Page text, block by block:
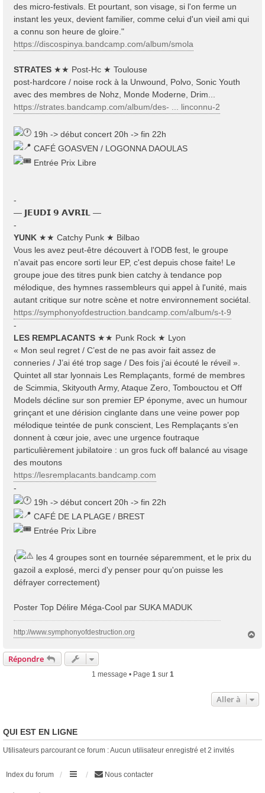
des micro-festivals. Et pourtant, son visage, si l'on ferme un
instant les yeux, devient familier, comme celui d'un vieil ami qui
a connu son heure de gloire."
https://discospinya.bandcamp.com/album/smola
STRATES ★★ Post-Hc ★ Toulouse
post-hardcore / noise rock à la Unwound, Polvo, Sonic Youth
avec des membres de Nohz, Monde Moderne, Drim...
https://strates.bandcamp.com/album/des- ... linconnu-2
19h -> début concert 20h -> fin 22h
CAFÉ GOASVEN / LOGONNA DAOULAS
Entrée Prix Libre
-
— 𝗝𝗘𝗨𝗗𝗜 𝟵 𝗔𝗩𝗥𝗜𝗟 —
-
YUNK ★★ Catchy Punk ★ Bilbao
Vous les avez peut-être découvert à l'ODB fest, le groupe
n'avait pas encore sorti leur EP, c'est depuis chose faite! Le
groupe joue des titres punk bien catchy à tendance pop
mélodique, des hymnes rassembleurs qui appel à l'unité, mais
autant critique sur notre scène et notre environnement sociétal.
https://symphonyofdestruction.bandcamp.com/album/s-t-9
-
LES REMPLACANTS ★★ Punk Rock ★ Lyon
« Mon seul regret / C’est de ne pas avoir fait assez de
conneries / J’ai été trop sage / Des fois j’ai écouté le réveil ».
Quintet all star lyonnais Les Remplaçants, formé de membres
de Scimmia, Skityouth Army, Ataque Zero, Tombouctou et Off
Models décline sur son premier EP éponyme, avec un humour
grinçant et une dérision cinglante dans une veine power pop
mélodique teintée de punk conscient, Les Remplaçants s’en
donnent à cœur joie, avec une urgence foutraque
particulièrement jubilatoire : un gros fuck off balancé au visage
des moutons
https://lesremplacants.bandcamp.com
-
19h -> début concert 20h -> fin 22h
CAFÉ DE LA PLAGE / BREST
Entrée Prix Libre
(
les 4 groupes sont en tournée séparemment, et le prix du
gazoil a explosé, merci d'y penser pour qu'on puisse les
défrayer correctement)
Poster Top Délire Méga-Cool par SUKA MADUK
http://www.symphonyofdestruction.org
Répondre
1 message • Page 1sur 1
Aller à
QUI EST EN LIGNE
Utilisateurs parcourant ce forum : Aucun utilisateur enregistré et 2 invités
Index du forum Nous contacter